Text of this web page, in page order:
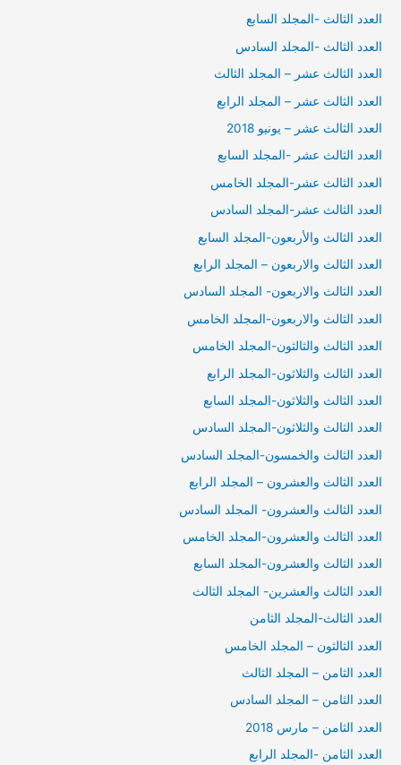
العدد الثالث -المجلد السابع
العدد الثالث -المجلد السادس
العدد الثالث عشر – المجلد الثالث
العدد الثالث عشر – المجلد الرابع
العدد الثالث عشر – يونيو 2018
العدد الثالث عشر -المجلد السابع
العدد الثالث عشر-المجلد الخامس
العدد الثالث عشر-المجلد السادس
العدد الثالث والأربعون-المجلد السابع
العدد الثالث والاربعون – المجلد الرابع
العدد الثالث والاربعون- المجلد السادس
العدد الثالث والاربعون-المجلد الخامس
العدد الثالث والثالثون-المجلد الخامس
العدد الثالث والثلاثون-المجلد الرابع
العدد الثالث والثلاثون-المجلد السابع
العدد الثالث والثلاثون-المجلد السادس
العدد الثالث والخمسون-المجلد السادس
العدد الثالث والعشرون – المجلد الرابع
العدد الثالث والعشرون- المجلد السادس
العدد الثالث والعشرون-المجلد الخامس
العدد الثالث والعشرون-المجلد السابع
العدد الثالث والعشرين- المجلد الثالث
العدد الثالث-المجلد الثامن
العدد الثالثون – المجلد الخامس
العدد الثامن – المجلد الثالث
العدد الثامن – المجلد السادس
العدد الثامن – مارس 2018
العدد الثامن -المجلد الرابع